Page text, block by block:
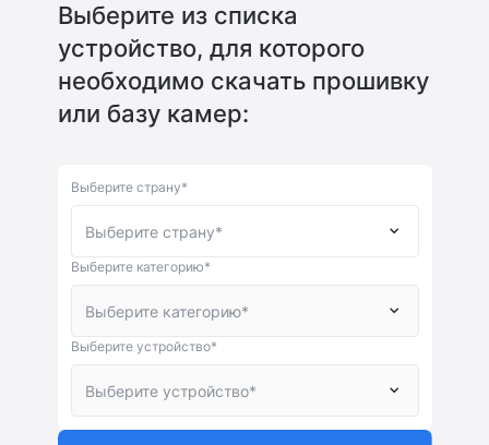
Выберите из списка
устройство, для которого
необходимо скачать прошивку
или базу камер:
Выберите страну*
Выберите категорию*
Выберите устройство*